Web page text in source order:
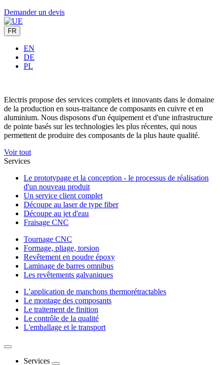
Demander un devis
FR
EN
DE
PL
Electris propose des services complets et innovants dans le domaine
de la production en sous-traitance de composants en cuivre et en
aluminium. Nous disposons d'un équipement et d'une infrastructure
de pointe basés sur les technologies les plus récentes, qui nous
permettent de produire des composants de la plus haute qualité.
Voir tout
Services
Le prototypage et la conception - le processus de réalisation
d'un nouveau produit
Un service client complet
Découpe au laser de type fiber
Découpe au jet d'eau
Fraisage CNC
Tournage CNC
Formage, pliage, torsion
Revêtement en poudre époxy
Laminage de barres omnibus
Les revêtements galvaniques
L’application de manchons thermorétractables
Le montage des composants
Le traitement de finition
Le contrôle de la qualité
L'emballage et le transport
Services